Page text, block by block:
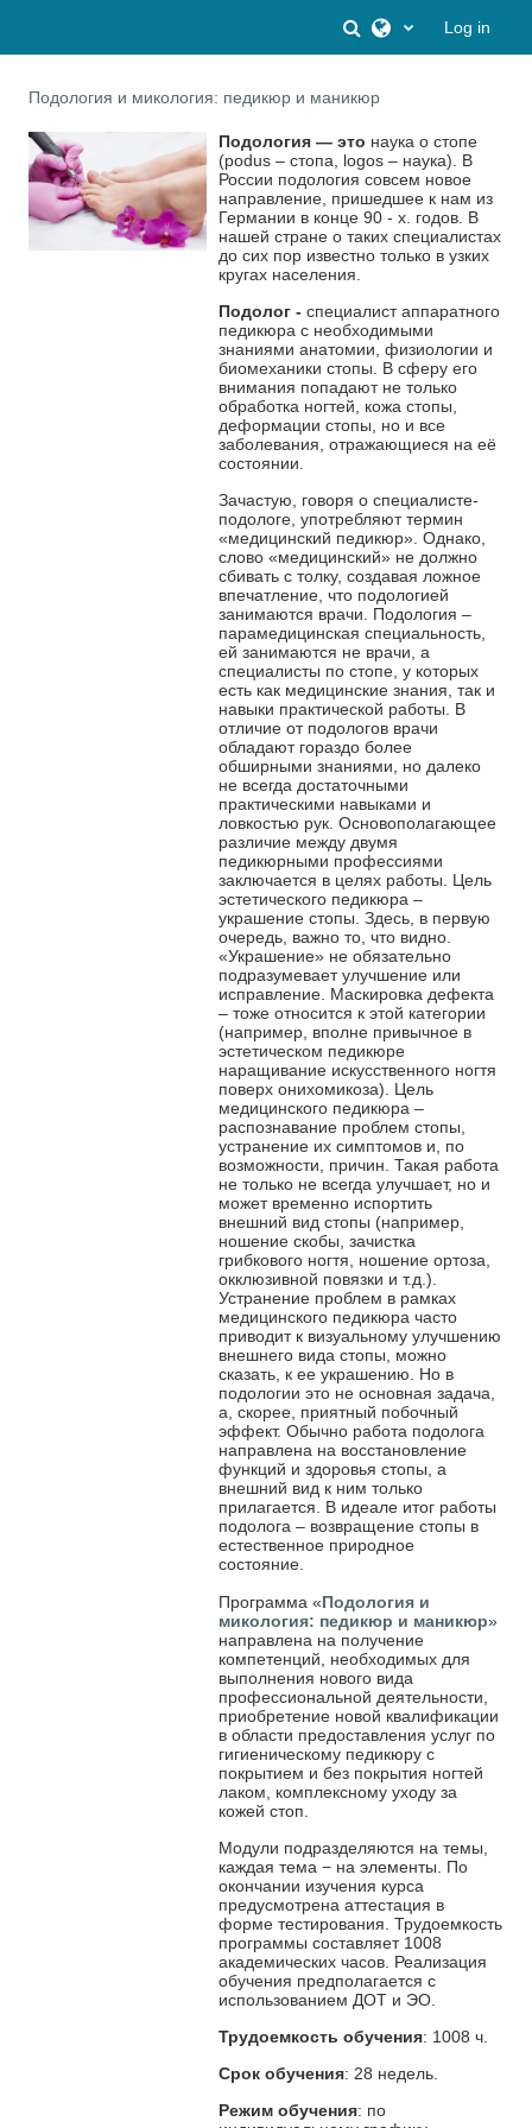
Toggle search
Log in
Подология и микология: педикюр и маникюр
Подология — это наука о стопе
(podus – стопа, logos – наука). В
России подология совсем новое
направление, пришедшее к нам из
Германии в конце 90 - х. годов. В
нашей стране о таких специалистах
до сих пор известно только в узких
кругах населения.
Подолог - специалист аппаратного
педикюра с необходимыми
знаниями анатомии, физиологии и
биомеханики стопы. В сферу его
внимания попадают не только
обработка ногтей, кожа стопы,
деформации стопы, но и все
заболевания, отражающиеся на её
состоянии.
Зачастую, говоря о специалисте-
подологе, употребляют термин
«медицинский педикюр». Однако,
слово «медицинский» не должно
сбивать с толку, создавая ложное
впечатление, что подологией
занимаются врачи. Подология –
парамедицинская специальность,
ей занимаются не врачи, а
специалисты по стопе, у которых
есть как медицинские знания, так и
навыки практической работы. В
отличие от подологов врачи
обладают гораздо более
обширными знаниями, но далеко
не всегда достаточными
практическими навыками и
ловкостью рук. Основополагающее
различие между двумя
педикюрными профессиями
заключается в целях работы. Цель
эстетического педикюра –
украшение стопы. Здесь, в первую
очередь, важно то, что видно.
«Украшение» не обязательно
подразумевает улучшение или
исправление. Маскировка дефекта
– тоже относится к этой категории
(например, вполне привычное в
эстетическом педикюре
наращивание искусственного ногтя
поверх онихомикоза). Цель
медицинского педикюра –
распознавание проблем стопы,
устранение их симптомов и, по
возможности, причин. Такая работа
не только не всегда улучшает, но и
может временно испортить
внешний вид стопы (например,
ношение скобы, зачистка
грибкового ногтя, ношение ортоза,
окклюзивной повязки и т.д.).
Устранение проблем в рамках
медицинского педикюра часто
приводит к визуальному улучшению
внешнего вида стопы, можно
сказать, к ее украшению. Но в
подологии это не основная задача,
а, скорее, приятный побочный
эффект. Обычно работа подолога
направлена на восстановление
функций и здоровья стопы, а
внешний вид к ним только
прилагается. В идеале итог работы
подолога – возвращение стопы в
естественное природное
состояние.
Программа «Подология и
микология: педикюр и маникюр»
направлена на получение
компетенций, необходимых для
выполнения нового вида
профессиональной деятельности,
приобретение новой квалификации
в области предоставления услуг по
гигиеническому педикюру с
покрытием и без покрытия ногтей
лаком, комплексному уходу за
кожей стоп.
Модули подразделяются на темы,
каждая тема − на элементы. По
окончании изучения курса
предусмотрена аттестация в
форме тестирования. Трудоемкость
программы составляет 1008
академических часов. Реализация
обучения предполагается с
использованием ДОТ и ЭО.
Трудоемкость обучения: 1008 ч.
Срок обучения: 28 недель.
Режим обучения: по